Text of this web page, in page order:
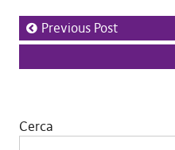
Previous Post
Cerca